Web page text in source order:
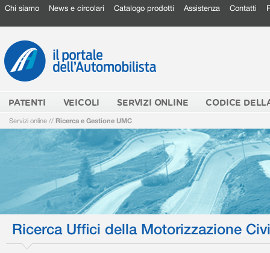
Chi siamo News e circolari Catalogo prodotti Assistenza Contatti
PATENTI VEICOLI SERVIZI ONLINE CODICE
Servizi online // Ricerca e Gestione UMC
Ricerca Uffici della Motorizzazione